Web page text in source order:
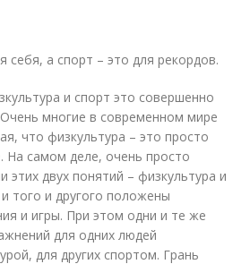
себя, а спорт – это для рекордов.
и спорт это совершенно
многие в современном мире
что физкультура – это просто
На самом деле, очень просто
этих двух понятий – физкультура и
того и другого положены
и игры. При этом одни и те же
для одних людей
для других спортом. Грань